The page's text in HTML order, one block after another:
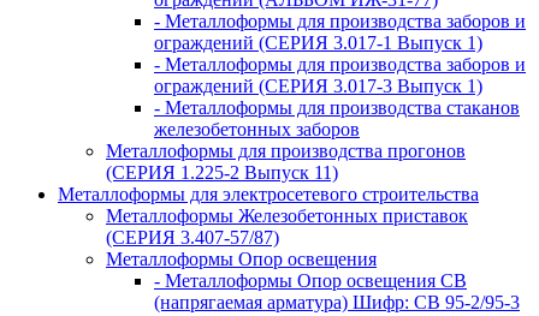
- Металлоформы для производства заборов и
ограждений (СЕРИЯ 3.017-1 Выпуск 1)
- Металлоформы для производства заборов и
ограждений (СЕРИЯ 3.017-3 Выпуск 1)
- Металлоформы для производства стаканов
железобетонных заборов
Металлоформы для производства прогонов
(СЕРИЯ 1.225-2 Выпуск 11)
Металлоформы для электросетевого строительства
Металлоформы Железобетонных приставок
(СЕРИЯ 3.407-57/87)
Металлоформы Опор освещения
- Металлоформы Опор освещения СВ
(напрягаемая арматура) Шифр: СВ 95-2/95-3